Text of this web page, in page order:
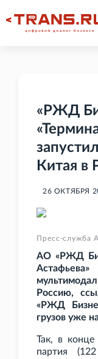
«РЖД
Китая в
26 ОКТЯБРЯ
Пресс-служба
АО «РЖД
Россию,
«РЖД
грузов уже
Так, в конце
партия